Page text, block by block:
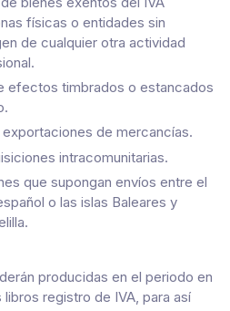
físicas o entidades sin
de cualquier otra actividad
efectos timbrados o estancados
de mercancías.
intracomunitarias.
que supongan envíos entre el
o las islas Baleares y
producidas en el periodo en
registro de IVA, para así